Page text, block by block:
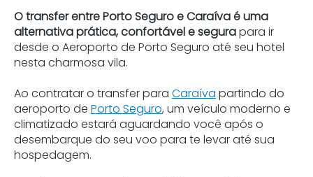
O transfer entre Porto Seguro e Caraíva é uma
alternativa prática, confortável e segurapara ir
desde o Aeroporto de Porto Seguro até seu hotel
nesta charmosa vila.
Ao contratar o transfer para Caraíva partindo do
aeroporto de Porto Seguro, um veículo moderno e
climatizado estará aguardando você após o
desembarque do seu voo para te levar até sua
hospedagem.